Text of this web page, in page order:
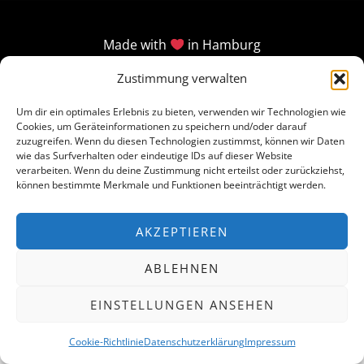
Zustimmung verwalten
Um dir ein optimales Erlebnis zu bieten, verwenden wir Technologien wie
Cookies, um Geräteinformationen zu speichern und/oder darauf
zuzugreifen. Wenn du diesen Technologien zustimmst, können wir Daten
wie das Surfverhalten oder eindeutige IDs auf dieser Website
verarbeiten. Wenn du deine Zustimmung nicht erteilst oder zurückziehst,
können bestimmte Merkmale und Funktionen beeinträchtigt werden.
AKZEPTIEREN
ABLEHNEN
EINSTELLUNGEN ANSEHEN
Cookie-RichtlinieDatenschutzerklärungImpressum
Made with in Hamburg